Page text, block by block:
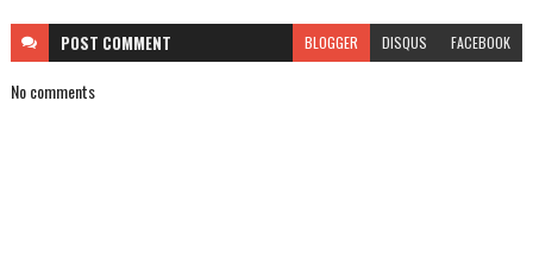
POST COMMENT BLOGGER DISQUS FACEBOOK
No comments